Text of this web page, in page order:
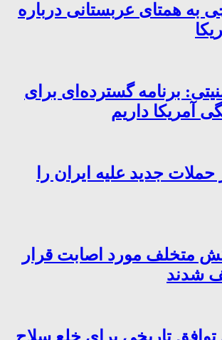
به همتای عربستانی درباره
برنامه گسترده‌ای برای
آمریکا داریم
جدید علیه ایران را
متخلف مورد اصابت قرار
شدند
تاریخی برای خلع سلاح